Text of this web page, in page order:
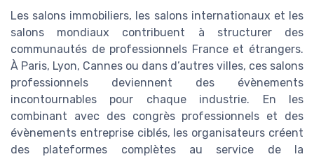
Les salons immobiliers, les salons internationaux et les
salons mondiaux contribuent à structurer des
communautés de professionnels France et étrangers.
À Paris, Lyon, Cannes ou dans d’autres villes, ces salons
professionnels deviennent des évènements
incontournables pour chaque industrie. En les
combinant avec des congrès professionnels et des
évènements entreprise ciblés, les organisateurs créent
des plateformes complètes au service de la